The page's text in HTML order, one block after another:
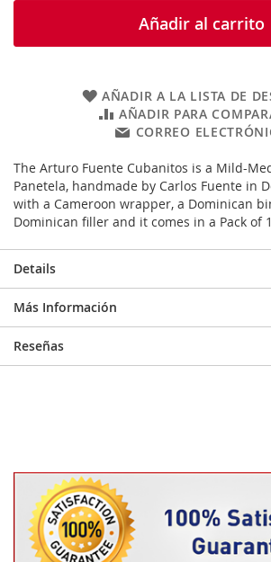
Añadir al carrito
AÑADIR A LA LISTA DE
AÑADIR PARA
CORREO
The Arturo Fuente Cubanitos is a Mild-
Panetela, handmade by Carlos Fuente in
with a Cameroon wrapper, a Dominican
Dominican filler and it comes in a Pack of
Details
Más Información
Reseñas